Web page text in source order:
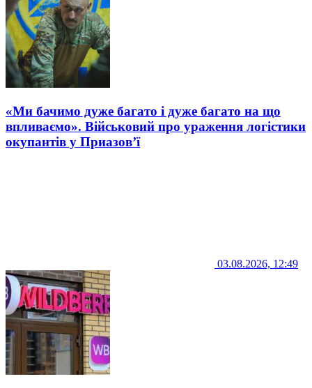
«Ми бачимо дуже багато і дуже багато на що
впливаємо». Військовий про ураження логістики
окупантів у Приазов’ї
03.08.2026, 12:49